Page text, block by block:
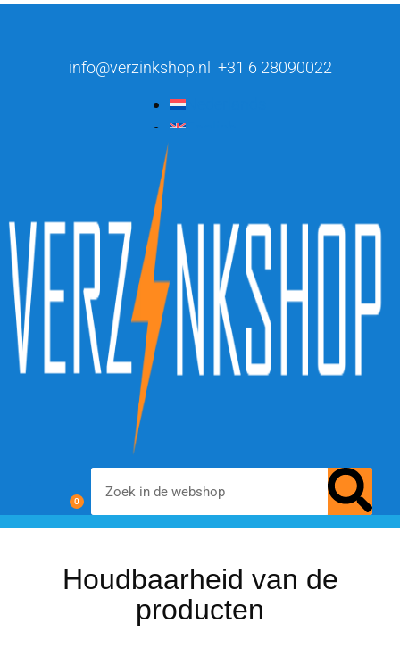
info@verzinkshop.nl
+31 6 28090022
0
Houdbaarheid van de
producten